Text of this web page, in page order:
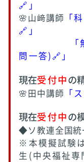
🔗」
🌸山﨑講師 「
🔗 」
「無料 基
問一答)🔗」
現在受付中 の
🌸田中講師 「
現在受付中 の
◆ソ教連全国統
※本模擬試験
生(中央福祉専